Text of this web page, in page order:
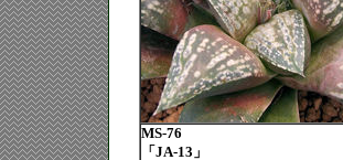
MS-76
「JA-13」